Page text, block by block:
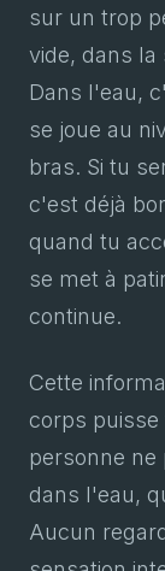
sur un trop
vide, dans la
Dans l'eau,
se joue au
bras. Si tu
c'est déjà
quand tu
se met à
continue.
Cette
corps
personne ne
dans l'eau,
Aucun